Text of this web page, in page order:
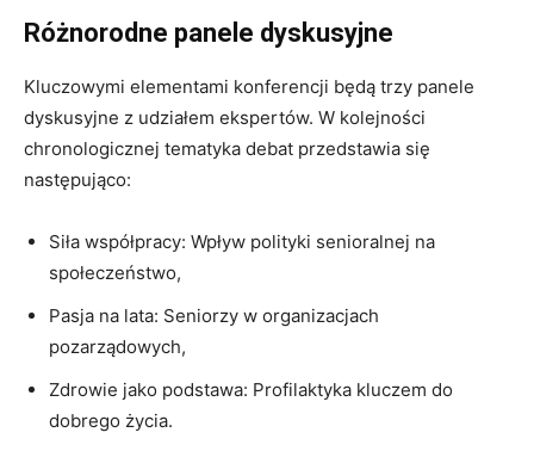
Różnorodne panele dyskusyjne
Kluczowymi elementami konferencji będą trzy panele
dyskusyjne z udziałem ekspertów. W kolejności
chronologicznej tematyka debat przedstawia się
następująco:
Siła współpracy: Wpływ polityki senioralnej na
społeczeństwo,
Pasja na lata: Seniorzy w organizacjach
pozarządowych,
Zdrowie jako podstawa: Profilaktyka kluczem do
dobrego życia.